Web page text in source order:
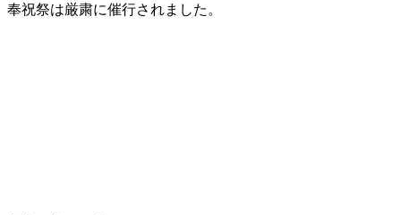
奉祝祭は厳粛に催行されました。